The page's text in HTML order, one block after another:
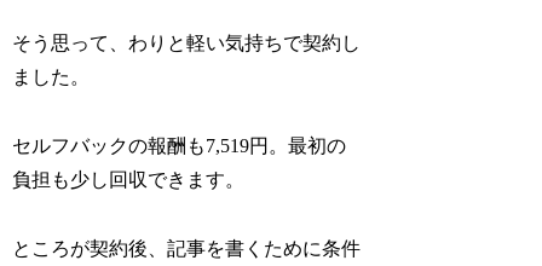
そう思って、わりと軽い気持ちで契約し
ました。
セルフバックの報酬も7,519円。最初の
負担も少し回収できます。
ところが契約後、記事を書くために条件